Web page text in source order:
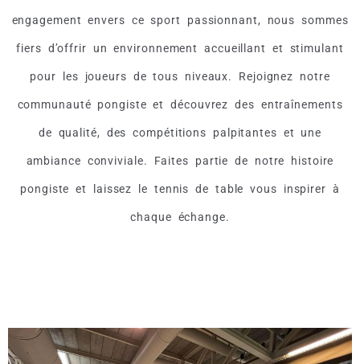
engagement envers ce sport passionnant, nous sommes
fiers d’offrir un environnement accueillant et stimulant
pour les joueurs de tous niveaux. Rejoignez notre
communauté pongiste et découvrez des entraînements
de qualité, des compétitions palpitantes et une
ambiance conviviale. Faites partie de notre histoire
pongiste et laissez le tennis de table vous inspirer à
chaque échange.